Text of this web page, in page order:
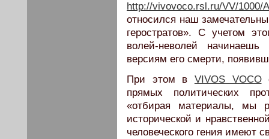
http://vivovoco.rsl.ru/VV/1000/
относился наш
геростратов». С учетом
волей-неволей
версиям его смерти,
При этом в VIVOS VOCO
прямых политических
«отбирая материалы, мы
исторической и
человеческого гения имеют